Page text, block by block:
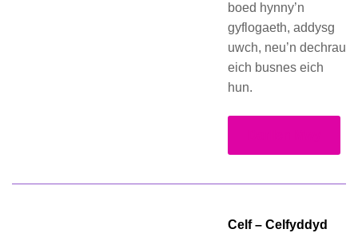
boed hynny’n
gyflogaeth, addysg
uwch, neu’n dechrau
eich busnes eich
hun.
Celf – Celfyddyd